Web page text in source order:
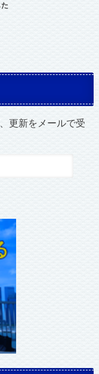
更新をメールで受